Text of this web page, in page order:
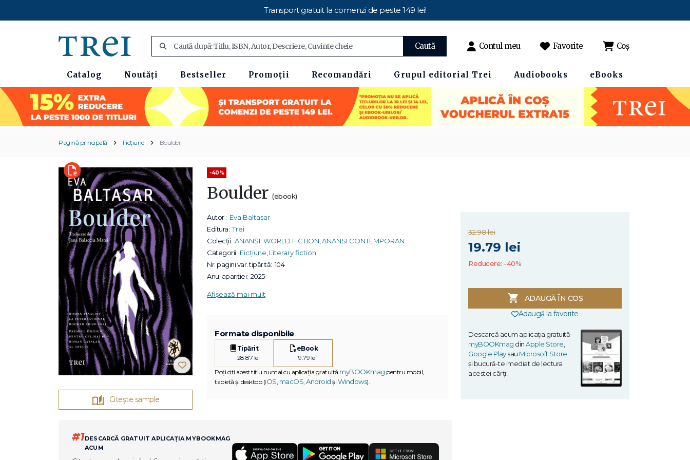
Transport gratuit la comenzi de peste 149 lei!
Caută Contul meu Favorite Coș
Catalog Noutăți Bestseller Promoții Recomandări Grupul editorial Trei Audiobooks eBooks
Pagină principală Ficțiune Boulder
Citește sample
-40%
Boulder (ebook)
Autor : Eva Baltasar
Editura: Trei
Colecții: ANANSI. WORLD FICTION ANANSI CONTEMPORAN
Categorii: Ficțiune Literary fiction
Nr. pagini var. tipărită: 104
Anul apariției: 2025
Afișează mai mult
Formate disponibile
Tipărit
28.87 lei
eBook
19.79 lei
Poți citi acest titlu numai cu aplicația gratuită myBOOKmag pentru mobil,
tabletă și desktop (iOS macOS Android și Windows).
32.98 lei
19.79 lei
Reducere: -40%
ADAUGĂ ÎN COȘ
Adaugă la favorite
Descarcă acum aplicația gratuită
myBOOKmag dinApple Store
Google Playsau Microsoft Store
și bucură-te imediat de lectura
acestei cărți!
#1DESCARCĂ GRATUIT APLICAȚIA MYBOOKMAG
ACUM